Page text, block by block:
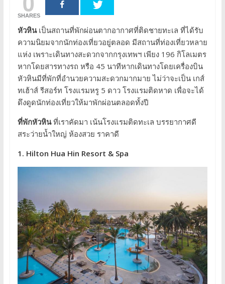
SHARES
หัวหิน เป็นสถานที่พักผ่อนตากอากาศที่ติดชายทะเล ที่ได้รับ
ความนิยมจากนักท่องเที่ยวอยู่ตลอด มีสถานที่ท่องเที่ยวหลาย
แห่ง เพราะเดินทางสะดวกจากกรุงเทพฯ เพียง 196 กิโลเมตร
หากโดยสารทางรถ หรือ 45 นาทีหากเดินทางโดยเครื่องบิน
หัวหินมีที่พักที่อำนวยความสะดวกมากมาย ไม่ว่าจะเป็น เกส์
ทเฮ้าส์ รีสอร์ท โรงแรมหรู 5 ดาว โรงแรมติดหาด เพื่อจะได้
ดึงดูดนักท่องเที่ยวให้มาพักผ่อนตลอดทั้งปี
ที่พักหัวหินที่เราคัดมา เน้นโรงแรมติดทะเล บรรยากาศดี
สระว่ายน้ำใหญ่ ห้องสวย ราคาดี
1. Hilton Hua Hin Resort & Spa